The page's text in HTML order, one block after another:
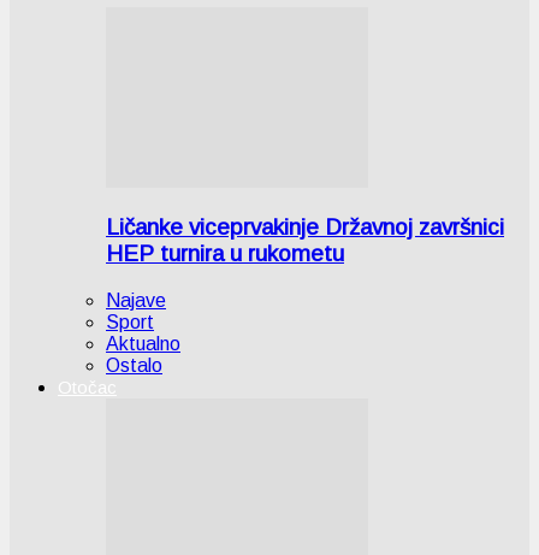
Ličanke viceprvakinje Državnoj završnici
HEP turnira u rukometu
Najave
Sport
Aktualno
Ostalo
Otočac